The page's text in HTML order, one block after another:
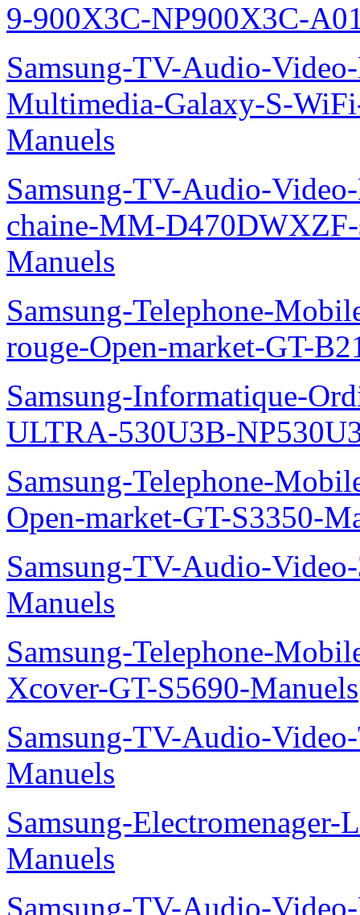
9-900X3C-NP900X3C-
Samsung-TV-Audio-
Multimedia-Galaxy-S-
Manuels
Samsung-TV-Audio-
chaine-MM-
Manuels
Samsung-Telephone-
rouge-Open-market-GT-
Samsung-Informatique-
ULTRA-530U3B-
Samsung-Telephone-
Open-market-GT-S3350-
Samsung-TV-Audio-
Manuels
Samsung-Telephone-
Xcover-GT-S5690-Manuels
Samsung-TV-Audio-
Manuels
Samsung-
Manuels
Samsung-TV-Audio-